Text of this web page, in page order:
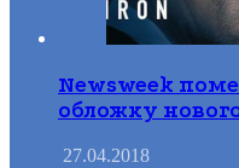
Newsweek
обложку
27.04.2018